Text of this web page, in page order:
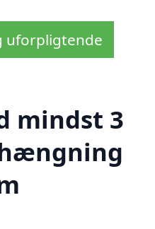
uforpligtende
mindst 3